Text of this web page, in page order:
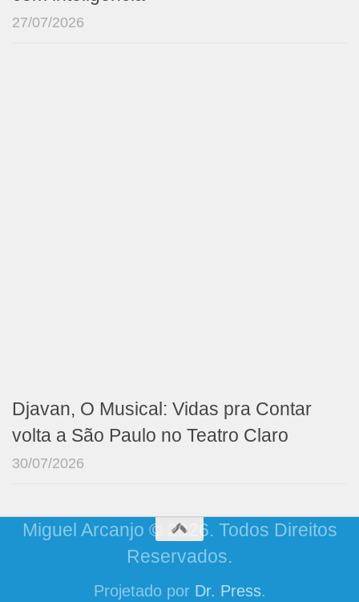
27/07/2026
Djavan, O Musical: Vidas pra Contar
volta a São Paulo no Teatro Claro
30/07/2026
Miguel Arcanjo © 2026. Todos Direitos
Reservados.
Projetado por Dr. Press.